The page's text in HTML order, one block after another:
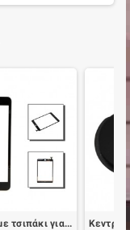
Οθόνη αφής με τσιπάκι για iPad mini 1 - Μαύρη